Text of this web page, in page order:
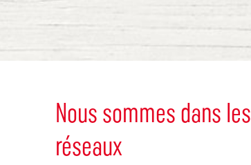
Nous sommes dans les
réseaux